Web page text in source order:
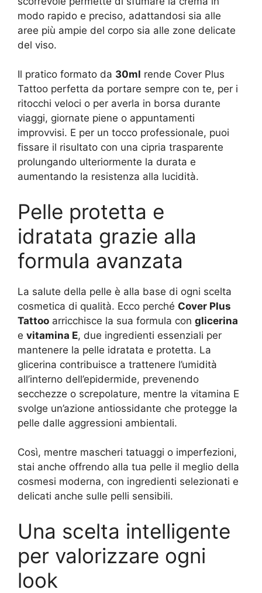
modo rapido e preciso, adattandosi sia alle
aree più ampie del corpo sia alle zone delicate
del viso.
Il pratico formato da 30ml rende Cover Plus
Tattoo perfetta da portare sempre con te, per i
ritocchi veloci o per averla in borsa durante
viaggi, giornate piene o appuntamenti
improvvisi. E per un tocco professionale, puoi
fissare il risultato con una cipria trasparente
prolungando ulteriormente la durata e
aumentando la resistenza alla lucidità.
Pelle protetta e
idratata grazie alla
formula avanzata
La salute della pelle è alla base di ogni scelta
cosmetica di qualità. Ecco perché Cover Plus
Tattoo arricchisce la sua formula con glicerina
e vitamina E, due ingredienti essenziali per
mantenere la pelle idratata e protetta. La
glicerina contribuisce a trattenere l’umidità
all’interno dell’epidermide, prevenendo
secchezze o screpolature, mentre la vitamina E
svolge un’azione antiossidante che protegge la
pelle dalle aggressioni ambientali.
Così, mentre mascheri tatuaggi o imperfezioni,
stai anche offrendo alla tua pelle il meglio della
cosmesi moderna, con ingredienti selezionati e
delicati anche sulle pelli sensibili.
Una scelta intelligente
per valorizzare ogni
look